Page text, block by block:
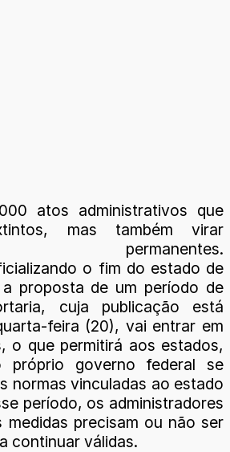
atos administrativos que
mas também virar
permanentes.
o fim do estado de
proposta de um período de
cuja publicação está
feira (20), vai entrar em
o que permitirá aos estados,
próprio governo federal se
normas vinculadas ao estado
período, os administradores
medidas precisam ou não ser
continuar válidas.